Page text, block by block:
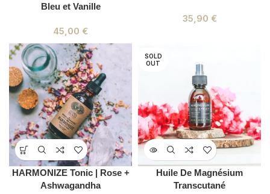
Bleu et Vanille
45,00 €
35,90 €
HARMONIZE Tonic | Rose +
Ashwagandha
SOLD
OUT
Huile De Magnésium
Transcutané